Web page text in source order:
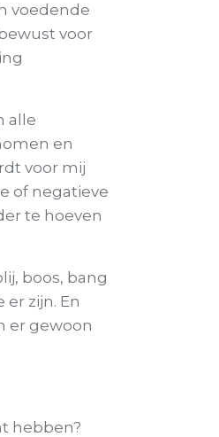
voedende
voor
alle
en
voor mij
of negatieve
te hoeven
boos, bang
zijn. En
er gewoon
hebben?